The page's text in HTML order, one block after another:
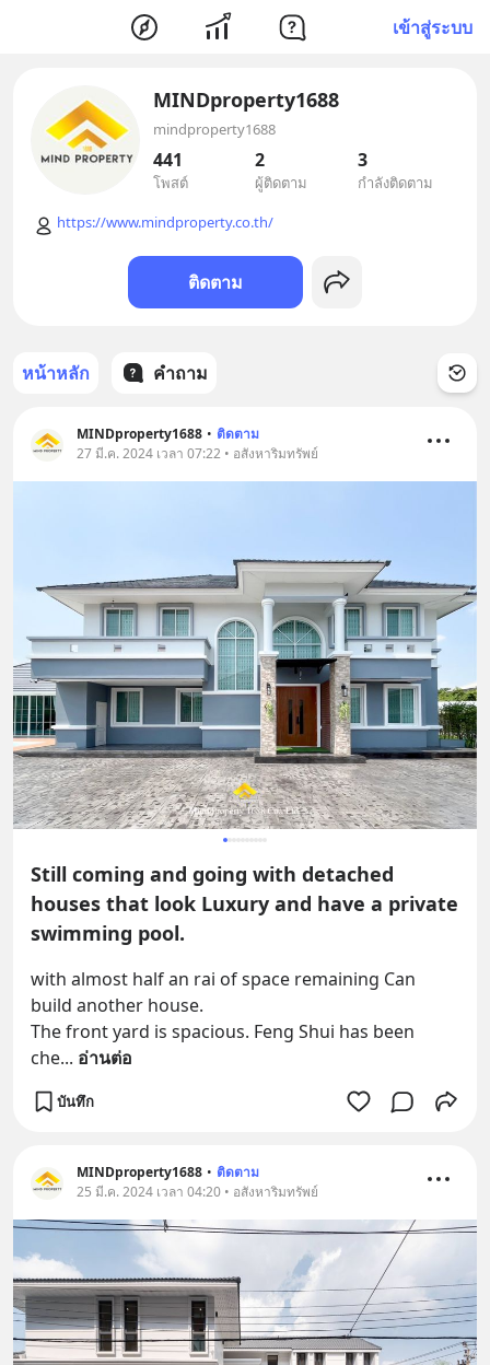
เข้าสู่ระบบ
MINDproperty1688
mindproperty1688
441
โพสต์
2
ผู้ติดตาม
3
กำลังติดตาม
https://www.mindproperty.co.th/
ติดตาม
หน้าหลัก คำถาม
MINDproperty1688 • ติดตาม
27 มี.ค. 2024 เวลา 07:22 • อสังหาริมทรัพย์
Still coming and going with detached
houses that look Luxury and have a private
swimming pool.
with almost half an rai of space remaining Can
build another house.
The front yard is spacious. Feng Shui has been
che... อ่านต่อ
บันทึก
MINDproperty1688 • ติดตาม
25 มี.ค. 2024 เวลา 04:20 • อสังหาริมทรัพย์